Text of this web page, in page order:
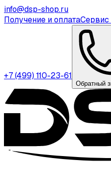
info@dsp-shop.ru
Получение и оплатаСервис
+7 (499) 110-23-61
Обратный